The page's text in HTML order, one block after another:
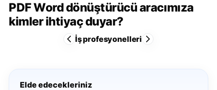
PDF Word dönüştürücü aracımıza
kimler ihtiyaç duyar?
İş profesyonelleri
Elde edecekleriniz